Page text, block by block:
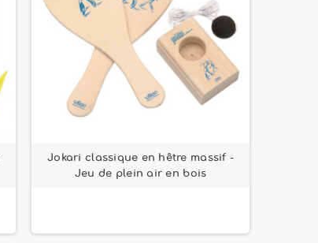
Jokari classique en hêtre massif -
Jeu de plein air en bois